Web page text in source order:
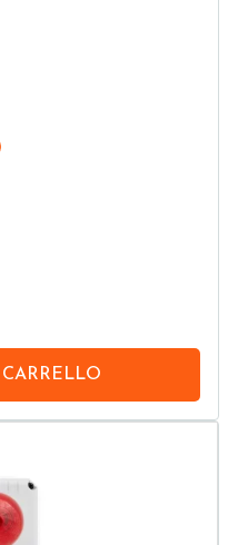
CARRELLO